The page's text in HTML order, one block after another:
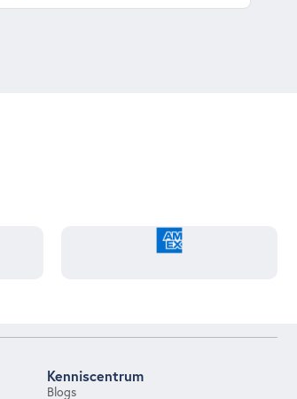
Kenniscentrum
Blogs